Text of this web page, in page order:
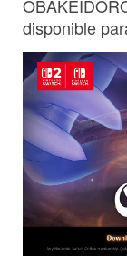
disponible